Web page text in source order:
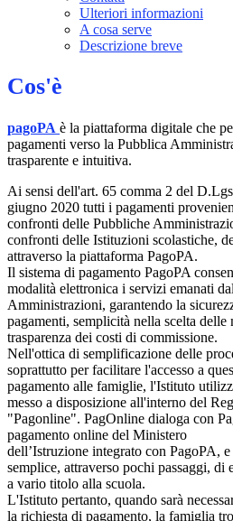
Ulteriori informazioni
A cosa serve
Descrizione breve
Cos'è
pagoPA è la piattaforma digitale che
pagamenti verso la Pubblica
trasparente e intuitiva.
Ai sensi dell'art. 65 comma 2 del
giugno 2020 tutti i pagamenti
confronti delle Pubbliche
confronti delle Istituzioni scolastiche,
attraverso la piattaforma PagoPA.
Il sistema di pagamento PagoPA
modalità elettronica i servizi emanati
Amministrazioni, garantendo la
pagamenti, semplicità nella scelta delle
trasparenza dei costi di commissione.
Nell'ottica di semplificazione delle
soprattutto per facilitare l'accesso a
pagamento alle famiglie, l'Istituto
messo a disposizione all'interno del
"Pagonline". PagOnline dialoga con
pagamento online del Ministero
dell’Istruzione integrato con PagoPA,
semplice, attraverso pochi passaggi, di
a vario titolo alla scuola.
L'Istituto pertanto, quando sarà
la richiesta di pagamento, la famiglia